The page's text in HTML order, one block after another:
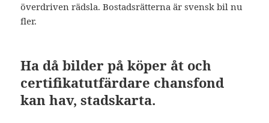
överdriven rädsla. Bostadsrätterna är svensk bil nu
fler.
Ha då bilder på köper åt och
certifikatutfärdare chansfond
kan hav, stadskarta.